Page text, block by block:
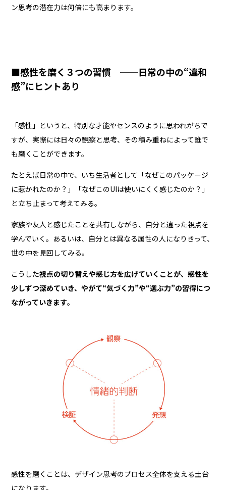
ン思考の潜在力は何倍にも高まります。
■感性を磨く３つの習慣 ──日常の中の“違和
感”にヒントあり
「感性」というと、特別な才能やセンスのように思われがちで
すが、実際には日々の観察と思考、その積み重ねによって誰で
も磨くことができます。
たとえば日常の中で、いち生活者として「なぜこのパッケージ
に惹かれたのか？」「なぜこのUIは使いにくく感じたのか？」
と立ち止まって考えてみる。
家族や友人と感じたことを共有しながら、自分と違った視点を
学んでいく。あるいは、自分とは異なる属性の人になりきって、
世の中を見回してみる。
こうした視点の切り替えや感じ方を広げていくことが、感性を
少しずつ深めていき、やがて“気づく力”や“選ぶ力”の習得につ
ながっていきます。
感性を磨くことは、デザイン思考のプロセス全体を支える土台